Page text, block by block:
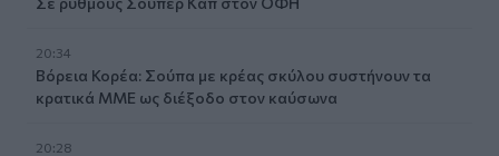
20:34
Βόρεια Κορέα: Σούπα με κρέας σκύλου συστήνουν τα
κρατικά ΜΜΕ ως διέξοδο στον καύσωνα
20:28